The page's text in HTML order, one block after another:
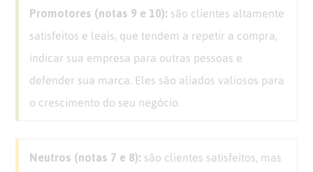
Promotores (notas 9 e 10): são clientes altamente
satisfeitos e leais, que tendem a repetir a compra,
indicar sua empresa para outras pessoas e
defender sua marca. Eles são aliados valiosos para
o crescimento do seu negócio.
Neutros (notas 7 e 8): são clientes satisfeitos, mas